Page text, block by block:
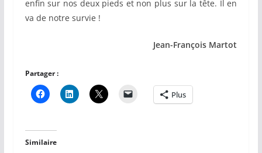
enfin sur nos deux pieds et non plus sur la tête. Il en
va de notre survie !
Jean-François Martot
Partager :
Plus
Similaire